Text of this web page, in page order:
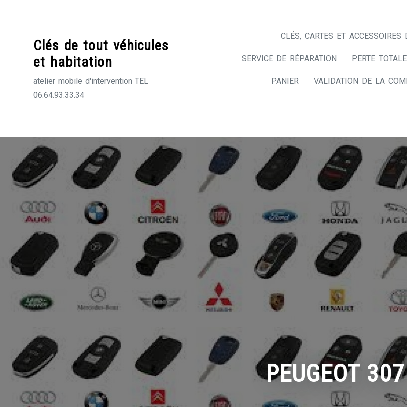
Clés de tout véhicules
et habitation
atelier mobile d'intervention TEL
06.64.93.33.34
CLÉS, CARTES ET ACCESSOIRES
SERVICE DE RÉPARATION PERTE
PANIER VALIDATION DE LA
PEUGEOT 307